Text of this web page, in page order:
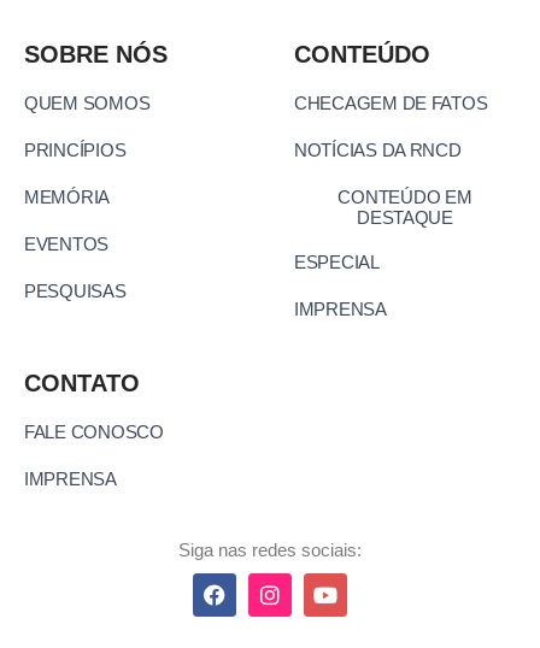
SOBRE NÓS
QUEM SOMOS
PRINCÍPIOS
MEMÓRIA
EVENTOS
PESQUISAS
CONTEÚDO
CHECAGEM DE FATOS
NOTÍCIAS DA RNCD
CONTEÚDO EM
DESTAQUE
ESPECIAL
IMPRENSA
CONTATO
FALE CONOSCO
IMPRENSA
Siga nas redes sociais: